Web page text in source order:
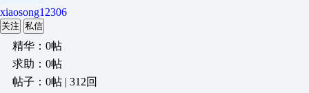
xiaosong12306
关注 私信
精华：0帖
求助：0帖
帖子：0帖 | 312回